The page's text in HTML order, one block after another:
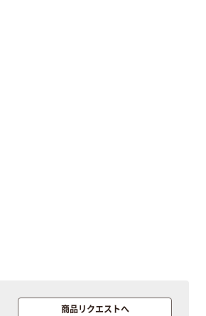
商品リクエストへ